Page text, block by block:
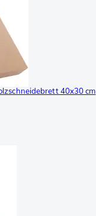
40x30 cm